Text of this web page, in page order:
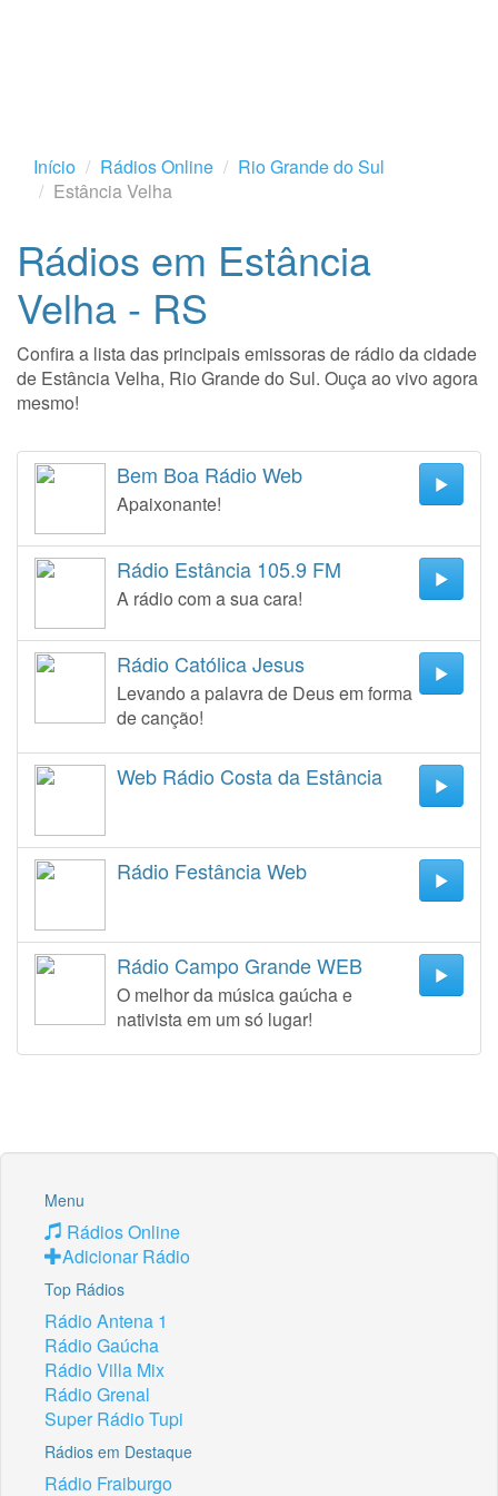
Início Rádios Online
Rio Grande do Sul
Estância Velha
Rádios em Estância
Velha - RS
Confira a lista das principais emissoras de rádio da cidade
de Estância Velha, Rio Grande do Sul. Ouça ao vivo agora
mesmo!
Bem Boa Rádio Web
Apaixonante!
Rádio Estância 105.9 FM
A rádio com a sua cara!
Rádio Católica Jesus
Levando a palavra de Deus em forma
de canção!
Web Rádio Costa da Estância
Rádio Festância Web
Rádio Campo Grande WEB
O melhor da música gaúcha e
nativista em um só lugar!
Menu
Rádios Online
Adicionar Rádio
Top Rádios
Rádio Antena 1
Rádio Gaúcha
Rádio Villa Mix
Rádio Grenal
Super Rádio Tupi
Rádios em Destaque
Rádio Fraiburgo